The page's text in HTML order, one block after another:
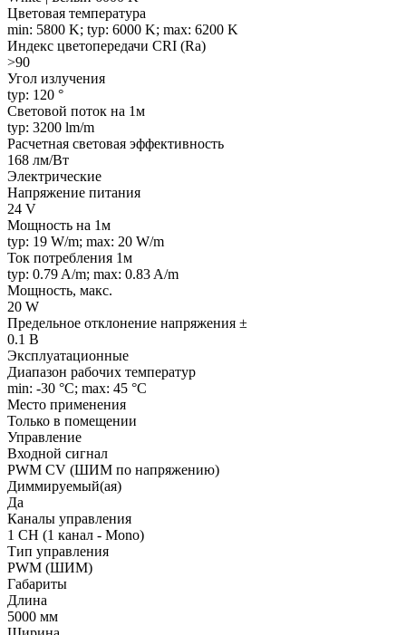
Цветовая температура
min: 5800 K; typ: 6000 K; max: 6200 K
Индекс цветопередачи CRI (Ra)
>90
Угол излучения
typ: 120 °
Световой поток на 1м
typ: 3200 lm/m
Расчетная световая эффективность
168 лм/Вт
Электрические
Напряжение питания
24 V
Мощность на 1м
typ: 19 W/m; max: 20 W/m
Ток потребления 1м
typ: 0.79 A/m; max: 0.83 A/m
Мощность, макс.
20 W
Предельное отклонение напряжения ±
0.1 В
Эксплуатационные
Диапазон рабочих температур
min: -30 °C; max: 45 °C
Место применения
Только в помещении
Управление
Входной сигнал
PWM СV (ШИМ по напряжению)
Диммируемый(ая)
Да
Каналы управления
1 CH (1 канал - Mono)
Тип управления
PWM (ШИМ)
Габариты
Длина
5000 мм